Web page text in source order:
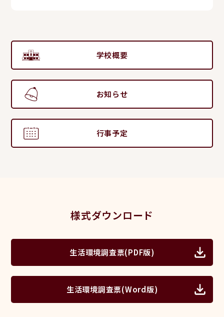
学校概要
お知らせ
行事予定
様式ダウンロード
生活環境調査票(PDF版)
生活環境調査票(Word版)